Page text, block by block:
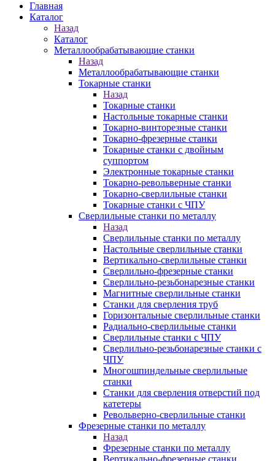
Главная
Каталог
Назад
Каталог
Металлообрабатывающие станки
Назад
Металлообрабатывающие станки
Токарные станки
Назад
Токарные станки
Настольные токарные станки
Токарно-винторезные станки
Токарно-фрезерные станки
Токарные станки с двойным
суппортом
Электронные токарные станки
Токарно-револьверные станки
Токарно-сверлильные станки
Токарные станки с ЧПУ
Сверлильные станки по металлу
Назад
Сверлильные станки по металлу
Настольные сверлильные станки
Вертикально-сверлильные станки
Сверлильно-фрезерные станки
Сверлильно-резьбонарезные станки
Магнитные сверлильные станки
Станки для сверления труб
Горизонтальные сверлильные станки
Радиально-сверлильные станки
Сверлильные станки с ЧПУ
Сверлильно-резьбонарезные станки с
ЧПУ
Многошпиндельные сверлильные
станки
Станки для сверления отверстий под
катетеры
Револьверно-сверлильные станки
Фрезерные станки по металлу
Назад
Фрезерные станки по металлу
Вертикально-фрезерные станки